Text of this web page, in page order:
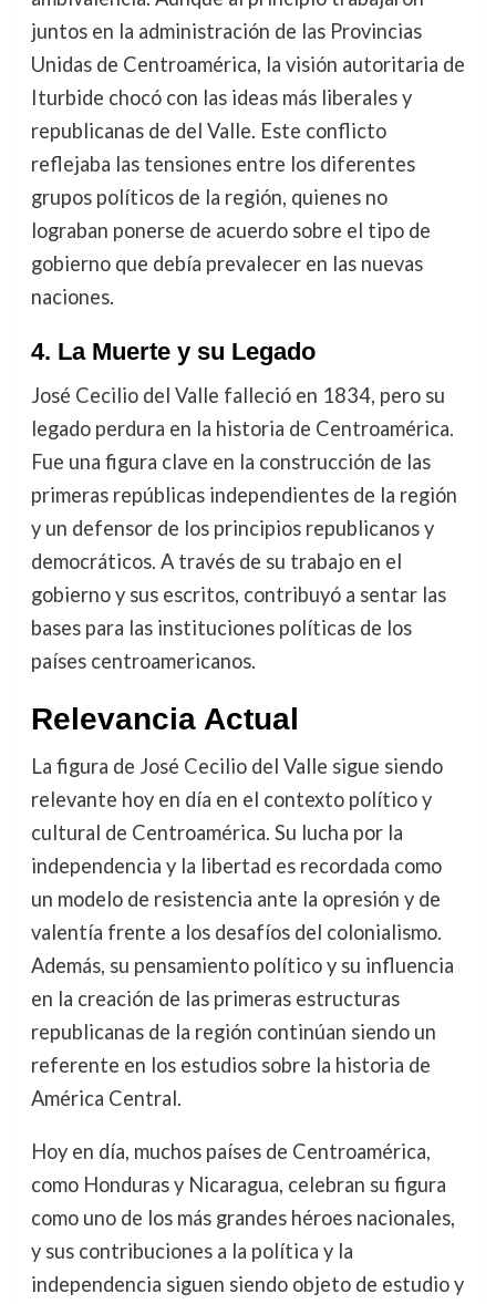
juntos en la administración de las Provincias
Unidas de Centroamérica, la visión autoritaria de
Iturbide chocó con las ideas más liberales y
republicanas de del Valle. Este conflicto
reflejaba las tensiones entre los diferentes
grupos políticos de la región, quienes no
lograban ponerse de acuerdo sobre el tipo de
gobierno que debía prevalecer en las nuevas
naciones.
4. La Muerte y su Legado
José Cecilio del Valle falleció en 1834, pero su
legado perdura en la historia de Centroamérica.
Fue una figura clave en la construcción de las
primeras repúblicas independientes de la región
y un defensor de los principios republicanos y
democráticos. A través de su trabajo en el
gobierno y sus escritos, contribuyó a sentar las
bases para las instituciones políticas de los
países centroamericanos.
Relevancia Actual
La figura de José Cecilio del Valle sigue siendo
relevante hoy en día en el contexto político y
cultural de Centroamérica. Su lucha por la
independencia y la libertad es recordada como
un modelo de resistencia ante la opresión y de
valentía frente a los desafíos del colonialismo.
Además, su pensamiento político y su influencia
en la creación de las primeras estructuras
republicanas de la región continúan siendo un
referente en los estudios sobre la historia de
América Central.
Hoy en día, muchos países de Centroamérica,
como Honduras y Nicaragua, celebran su figura
como uno de los más grandes héroes nacionales,
y sus contribuciones a la política y la
independencia siguen siendo objeto de estudio y